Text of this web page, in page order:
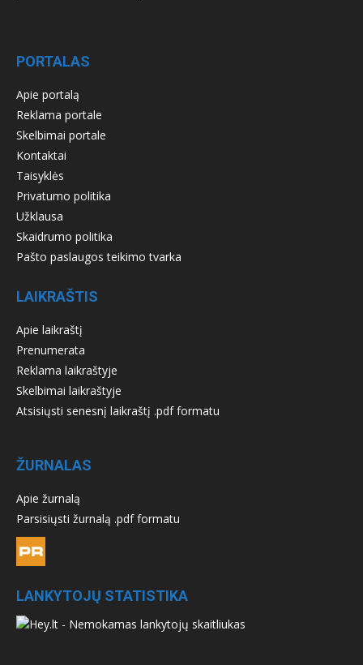
PORTALAS
Apie portalą
Reklama portale
Skelbimai portale
Kontaktai
Taisyklės
Privatumo politika
Užklausa
Skaidrumo politika
Pašto paslaugos teikimo tvarka
LAIKRAŠTIS
Apie laikraštį
Prenumerata
Reklama laikraštyje
Skelbimai laikraštyje
Atsisiųsti senesnį laikraštį .pdf formatu
ŽURNALAS
Apie žurnalą
Parsisiųsti žurnalą .pdf formatu
LANKYTOJŲ STATISTIKA